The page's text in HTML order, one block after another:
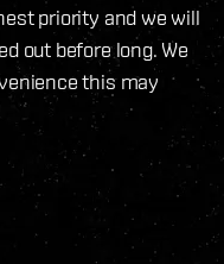
priority and we will
out before long. We
this may